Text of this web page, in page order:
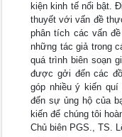
kiện kinh tế nổi bật.
thuyết với vấn đề
phân tích các vấn
những tác giả trong
quá trình biên soạn
được gởi đến các
góp nhiều ý kiến
đến sự ủng hộ của
kiến để chúng tôi
Chủ biên PGS., TS.